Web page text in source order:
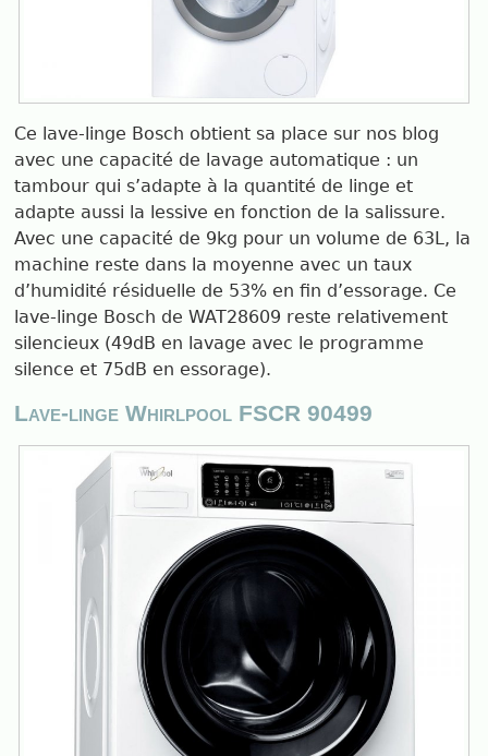
Ce lave-linge Bosch obtient sa place sur nos blog
avec une capacité de lavage automatique : un
tambour qui s’adapte à la quantité de linge et
adapte aussi la lessive en fonction de la salissure.
Avec une capacité de 9kg pour un volume de 63L, la
machine reste dans la moyenne avec un taux
d’humidité résiduelle de 53% en fin d’essorage. Ce
lave-linge Bosch de WAT28609 reste relativement
silencieux (49dB en lavage avec le programme
silence et 75dB en essorage).
Lave-linge Whirlpool FSCR 90499